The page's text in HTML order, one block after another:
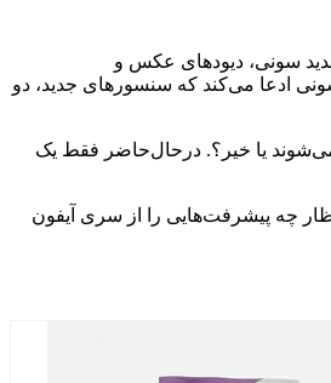
جدید سونی، دیودهای عکس و
ادعا می‌کند که سنسورهای جدید، دو
به عکس‌های بهتر خواهد شد. بااین‌حال، هنوز مشخص نیست که آیا این سنسورهای جدید برای هردو مدل پرو آیفو 16 استفاده می‌شوند یا خیر؟. درحال‌حاضر فقط یک
انتظار چه پیشرفت‌هایی را از سری آیفون